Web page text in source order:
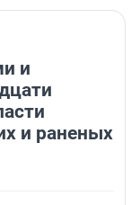
и
и раненых